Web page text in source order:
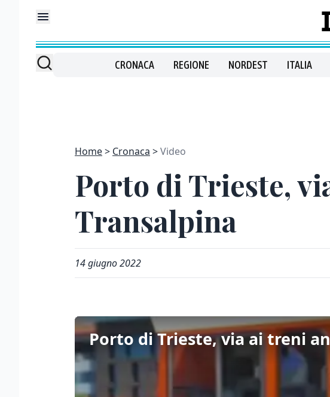
CRONACA REGIONE NORDEST ITALIA
Home Cronaca Video
Porto di Trieste,
Transalpina
14 giugno 2022
Porto di Trieste, via ai treni